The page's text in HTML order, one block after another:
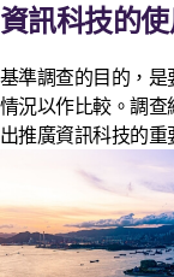
資訊科技的
基準調查的目的，
情況以作比較。調
出推廣資訊科技的重